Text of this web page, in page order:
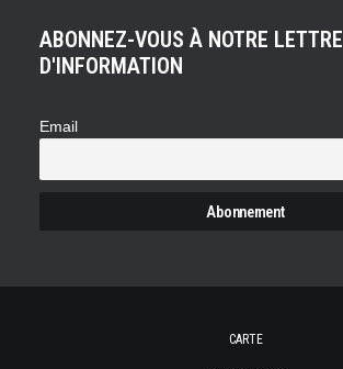
ABONNEZ-VOUS À NOTRE LETTRE
D'INFORMATION
Email
CARTE